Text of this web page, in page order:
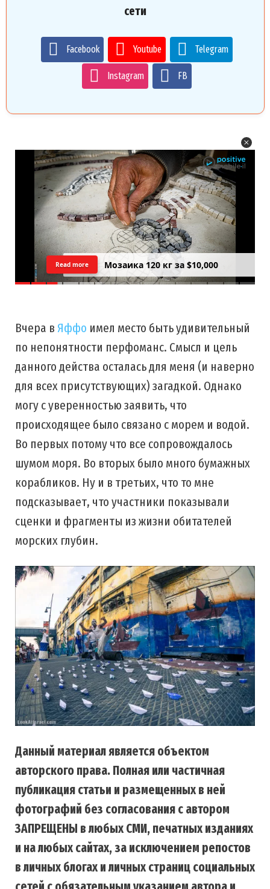
сети
Facebook Youtube Telegram
Instagram FB
Цреда — Самарийский вид на
закатний Тель Авив
Read more
Вчера в Яффо имел место быть удивительный
по непонятности перфоманс. Смысл и цель
данного действа осталась для меня (и наверно
для всех присутствующих) загадкой. Однако
могу с уверенностью заявить, что
происходящее было связано с морем и водой.
Во первых потому что все сопровождалось
шумом моря. Во вторых было много бумажных
корабликов. Ну и в третьих, что то мне
подсказывает, что участники показывали
сценки и фрагменты из жизни обитателей
морских глубин.
Данный материал является объектом
авторского права. Полная или частичная
публикация статьи и размещенных в ней
фотографий без согласования с автором
ЗАПРЕЩЕНЫ в любых СМИ, печатных изданиях
и на любых сайтах, за исключением репостов
в личных блогах и личных страниц социальных